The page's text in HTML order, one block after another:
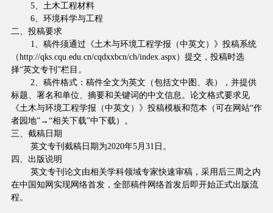
5、土木工程材料
6、环境科学与工程
二、投稿要求
1、稿件须通过《土木与环境工程学报（中英文）》投稿系统
（http://qks.cqu.edu.cn/cqdxxbcn/ch/index.aspx）提交，投稿时选
择“英文专刊 ”栏目。
2、稿件格式：稿件全文为英文（包括文中图、表），并提供
标题、署名和单位、摘要和关键词的中文信息。论文格式要求见
《土木与环境工程学报（中英文）》投稿模板和范本（可在网站“作
者园地”→ “相关下载”中下载）。
三、截稿日期
英文专刊截稿日期为2020年5月 31 日。
四、出版说明
英文专刊论文由相关学科领域专家快速审稿，采用后三周之内
在中国知网实现网络首发，全部稿件网络首发后即开始正式出版流
程。